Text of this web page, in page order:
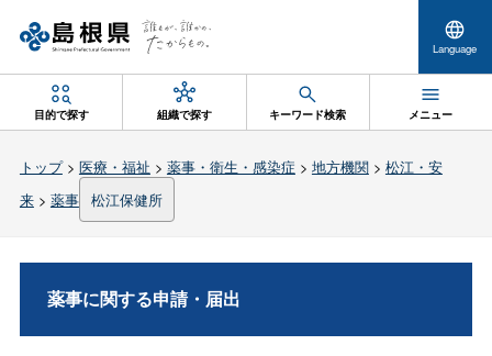
Language
目的で探す 組織で探す キーワード検索 メニュー
トップ> 医療・福祉 > 薬事・衛生・感染症 > 地方機関> 松江・安
来> 薬事 松江保健所
薬事に関する申請・届出